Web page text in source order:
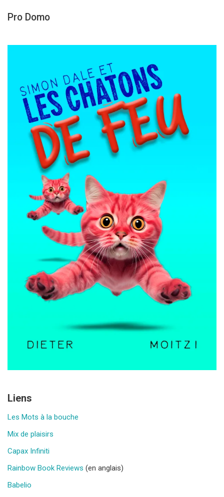
Pro Domo
Liens
Les Mots à la bouche
Mix de plaisirs
Capax Infiniti
Rainbow Book Reviews (en anglais)
Babelio